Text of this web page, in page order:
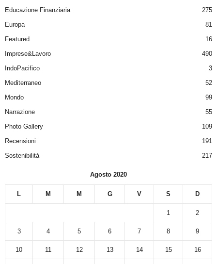
Educazione Finanziaria
275
Europa
81
Featured
16
Imprese&Lavoro
490
IndoPacifico
3
Mediterraneo
52
Mondo
99
Narrazione
55
Photo Gallery
109
Recensioni
191
Sostenibilità
217
Agosto 2020
L M M G V S D
1 2
3 4 5 6 7 8 9
10 11 12 13 14 15 16